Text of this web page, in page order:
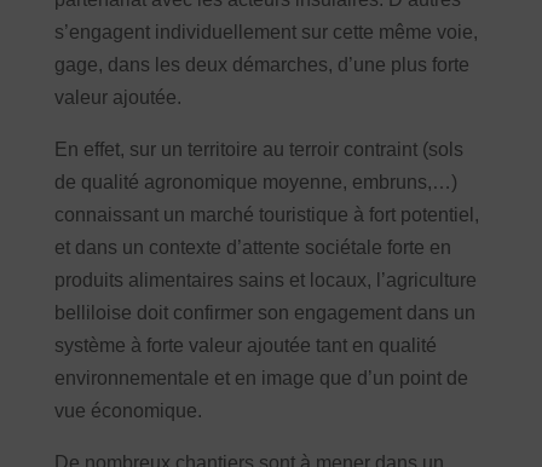
s’engagent individuellement sur cette même voie,
gage, dans les deux démarches, d’une plus forte
valeur ajoutée.
En effet, sur un territoire au terroir contraint (sols
de qualité agronomique moyenne, embruns,…)
connaissant un marché touristique à fort potentiel,
et dans un contexte d’attente sociétale forte en
produits alimentaires sains et locaux, l’agriculture
belliloise doit confirmer son engagement dans un
système à forte valeur ajoutée tant en qualité
environnementale et en image que d’un point de
vue économique.
De nombreux chantiers sont à mener dans un